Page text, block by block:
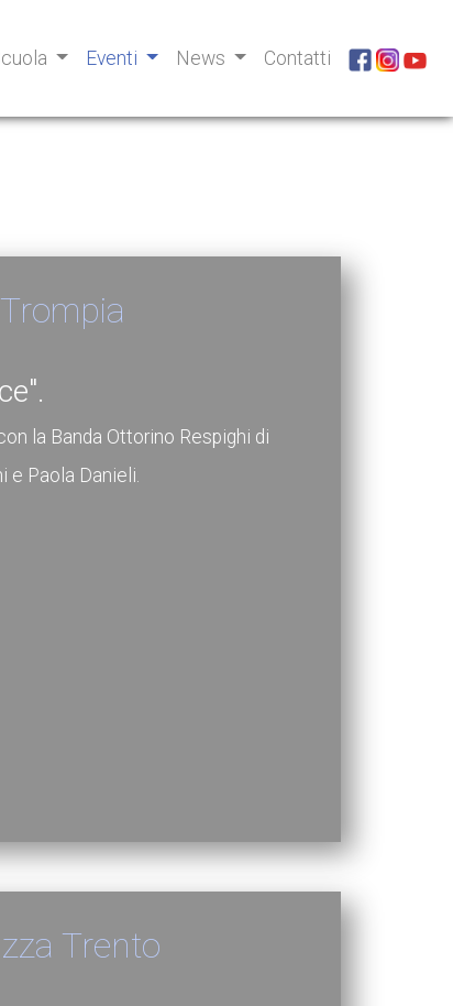
Eventi News
Contatti
la Banda Ottorino Respighi di
e Paola Danieli.
Trento